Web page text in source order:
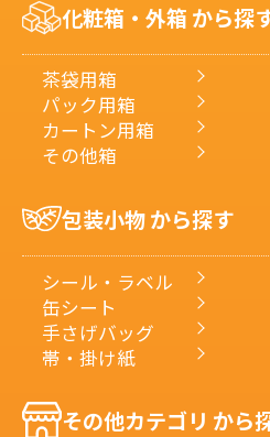
探
す
化粧箱・外箱 から探
茶袋用箱
パック用箱
カートン用箱
その他箱
包装小物 から探す
シール・ラベル
缶シート
手さげバッグ
帯・掛け紙
その他カテゴリ から